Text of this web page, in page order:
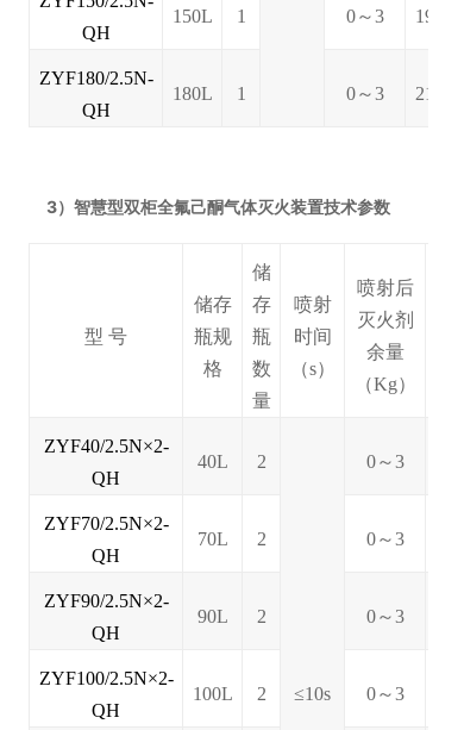
QH
150L 1 0～3
ZYF180/2.5N-
QH
180L 1 0～3
3）智慧型双柜全氟己酮气体灭火装置技术参数
型 号
储存
瓶规
格
储
存
瓶
数
量
喷射
时间
（s）
喷射后
灭火剂
余量
（Kg）
ZYF40/2.5N×2-
QH
40L 2
≤10s
0～3
ZYF70/2.5N×2-
QH
70L 2 0～3
ZYF90/2.5N×2-
QH
90L 2 0～3
ZYF100/2.5N×2-
QH
100L 2 0～3